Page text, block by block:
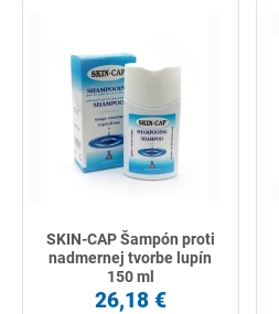
SKIN-CAP Šampón proti
nadmernej tvorbe lupín
150 ml
26,18 €